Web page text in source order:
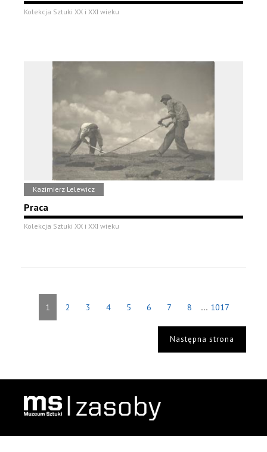
Kolekcja Sztuki XX i XXI wieku
Kazimierz Lelewicz
Praca
Kolekcja Sztuki XX i XXI wieku
1 2 3 4 5 6 7 8 ... 1017
Następna strona